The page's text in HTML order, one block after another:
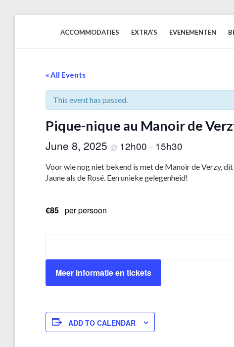
ACCOMMODATIES EXTRA’S EVENEMENTEN
« All Events
This event has passed.
Pique-nique au Manoir de
June 8, 2025 @ 12h00 – 15h30
Voor wie nog niet bekend is met de Manoir de Verzy,
Jaune als de Rosé. Een unieke gelegenheid!
€85 per persoon
Meer informatie en tickets
ADD TO CALENDAR